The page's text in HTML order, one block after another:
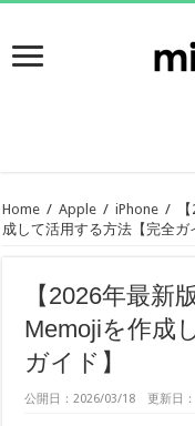
Home / Apple / iPhone /
成して活用する方法【完全ガ
【2026年最新
Memojiを作成
ガイド】
公開日：2026/03/18 更新日